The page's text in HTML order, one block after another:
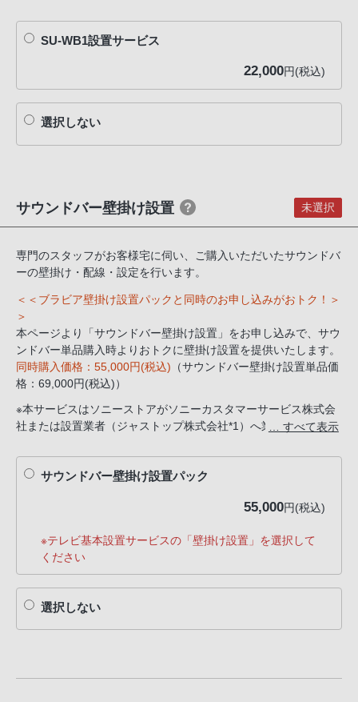
SU-WB1設置サービス
22,000円(税込)
選択しない
サウンドバー壁掛け設置 未選択
専門のスタッフがお客様宅に伺い、ご購入いただいたサウンドバ
ーの壁掛け・配線・設定を行います。
＜＜ブラビア壁掛け設置パックと同時のお申し込みがおトク！＞
＞
本ページより「サウンドバー壁掛け設置」をお申し込みで、サウ
ンドバー単品購入時よりおトクに壁掛け設置を提供いたします。
同時購入価格：55,000円(税込) （サウンドバー壁掛け設置単品価
格：69,000円(税込)）
※本サービスはソニーストアがソニーカスタマーサービス株式会
社または設置業者（ジャストップ株式会社*1）へ業務委託してい
※訪問日程の調整およびご依頼内容の詳細は、ソニーカスタマー
サービス株式会社またはジャストップ株式会社より電話にてご連
※お支払いがクレジットカードの場合、お申し込みの翌日以降、
設置業者より電話にてご連絡いたします。
※お支払いがコンビニ決済/銀行ATM/ネットバンキングの場合、
弊社にてご入金の確認が取れた翌日以降、設置業者より電話にて
ご連絡いたします。
… すべて表示
サウンドバー壁掛け設置パック
55,000円(税込)
※テレビ基本設置サービスの「壁掛け設置」を選択して
ください
選択しない